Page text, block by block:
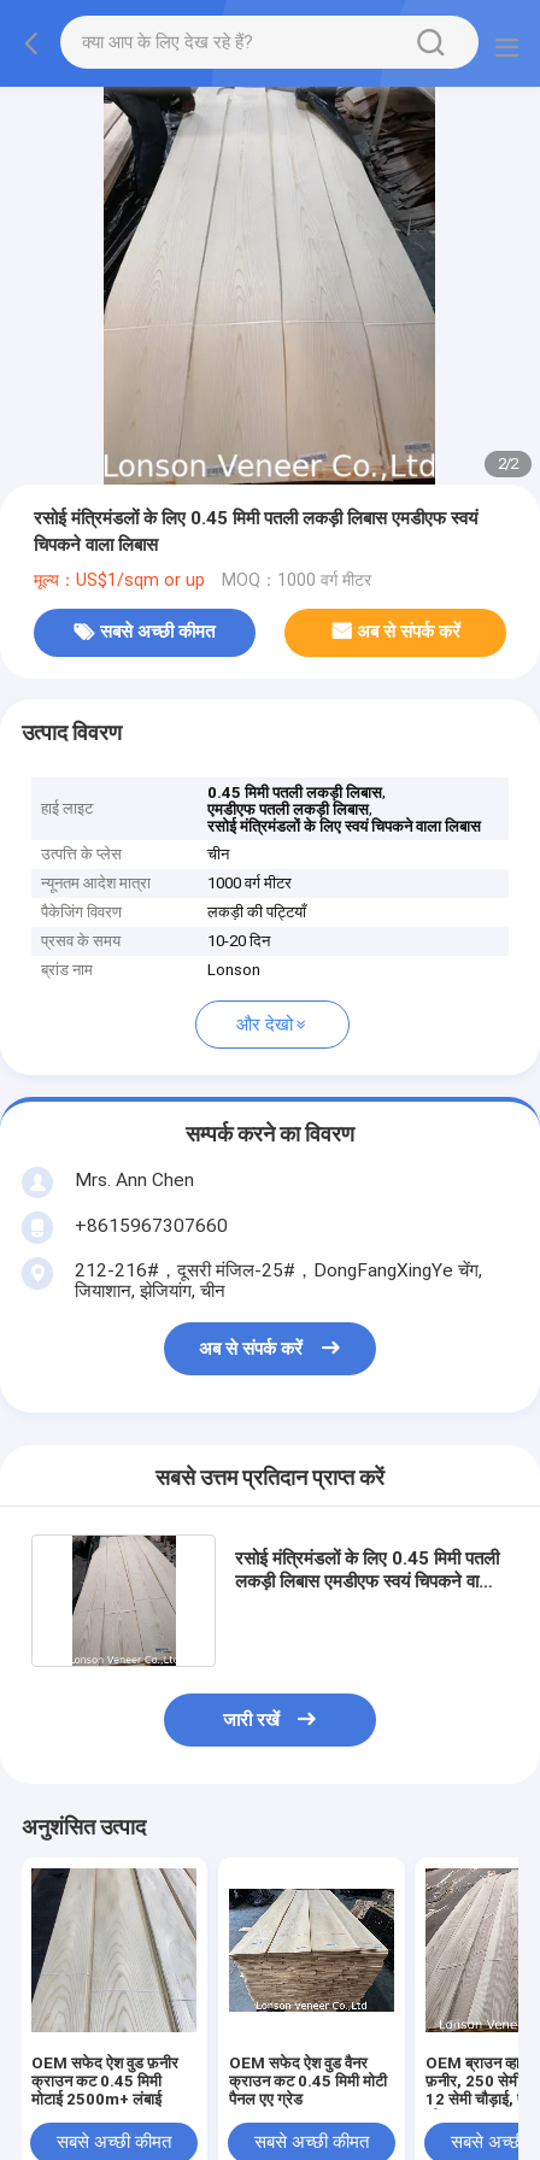
2/2
रसोई मंत्रिमंडलों के लिए 0.45 मिमी पतली लकड़ी लिबास एमडीएफ स्वयं
चिपकने वाला लिबास
मूल्य：US$1/sqm or up MOQ：1000 वर्ग मीटर
सबसे अच्छी कीमत अब से संपर्क करें
उत्पाद विवरण
हाई लाइट
0.45 मिमी पतली लकड़ी लिबास,
एमडीएफ पतली लकड़ी लिबास,
रसोई मंत्रिमंडलों के लिए स्वयं चिपकने वाला लिबास
उत्पत्ति के प्लेस
चीन
न्यूनतम आदेश मात्रा
1000 वर्ग मीटर
पैकेजिंग विवरण
लकड़ी की पट्टियाँ
प्रसव के समय
10-20 दिन
ब्रांड नाम
Lonson
और देखो
सम्पर्क करने का विवरण
Mrs. Ann Chen
+8615967307660
212-216#，दूसरी मंजिल-25#，DongFangXingYe चेंग,
जियाशान, झेजियांग, चीन
अब से संपर्क करें
सबसे उत्तम प्रतिदान प्राप्त करें
रसोई मंत्रिमंडलों के लिए 0.45 मिमी पतली
लकड़ी लिबास एमडीएफ स्वयं चिपकने वाला
जारी रखें
अनुशंसित उत्पाद
OEM सफेद ऐश वुड फ़नीर
क्राउन कट 0.45 मिमी
मोटाई 2500m+ लंबाई
सबसे अच्छी कीमत
OEM सफेद ऐश वुड वैनर
क्राउन कट 0.45 मिमी मोटी
पैनल एए ग्रेड
सबसे अच्छी कीमत
OEM ब्राउन
फ़नीर, 250 सेमी
12 सेमी चौड़ाई,
सबसे अच्छी